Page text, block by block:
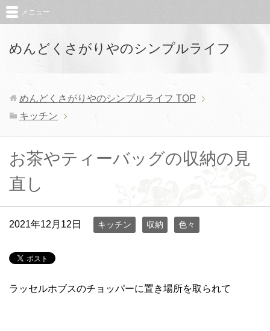
めんどくさがりやのシンプルライフ
メニュー
めんどくさがりやのシンプルライフ TOP
キッチン
お茶やティーバッグの収納の見
直し
2021年12月12日 キッチン 収納 色々
ラッセルホブスのチョッパーに置き場所を取られて